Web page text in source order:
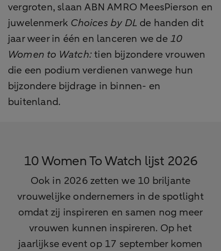
vergroten, slaan ABN AMRO MeesPierson en
juwelenmerk Choices by DL de handen dit
jaar weer in één en lanceren we de10
Women to Watch:tien bijzondere vrouwen
die een podium verdienen vanwege hun
bijzondere bijdrage in binnen- en
buitenland.
10 Women To Watch lijst 2026
Ook in 2026 zetten we 10 briljante
vrouwelijke ondernemers in de spotlight
omdat zij inspireren en samen nog meer
vrouwen kunnen inspireren. Op het
jaarlijkse event op 17 september komen